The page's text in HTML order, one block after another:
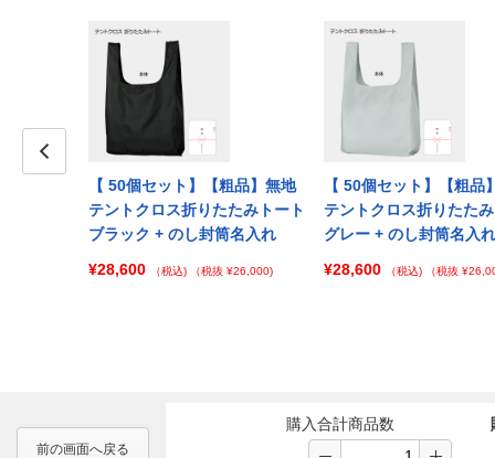
【 50個セット】【粗品】無地
テントクロス折りたたみトート
ブラック + のし封筒名入れ
¥28,600
（税込) （税抜 ¥26,000)
【 50個セット】【粗品
テントクロス折りたた
グレー + のし封筒名入れ
¥28,600
（税込) （税抜
前の画面へ戻る
購入合計商品数